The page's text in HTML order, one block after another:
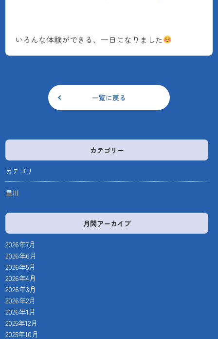
いろんな体験ができる、一日になりました
一覧に戻る
カテゴリー
カテゴリ
豊川
月間アーカイブ
2026年7月
2026年6月
2026年5月
2026年4月
2026年3月
2026年2月
2026年1月
2025年12月
2025年10月